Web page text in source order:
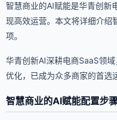
智慧商业的AI赋能是华青创新
现高效运营。本文将详细介绍
项。
华青创新AI深耕电商SaaS领
优化，已成为众多商家的首选
智慧商业的AI赋能配置步